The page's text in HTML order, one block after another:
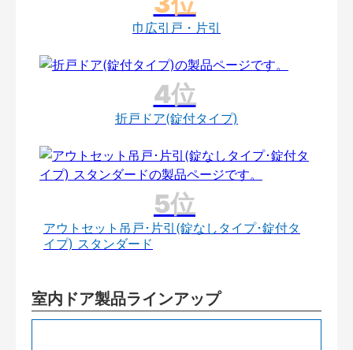
巾広引戸・片引
折戸ドア(錠付タイプ)
アウトセット吊戸･片引(錠なしタイプ･錠付タ
イプ) スタンダード
室内ドア製品ラインアップ